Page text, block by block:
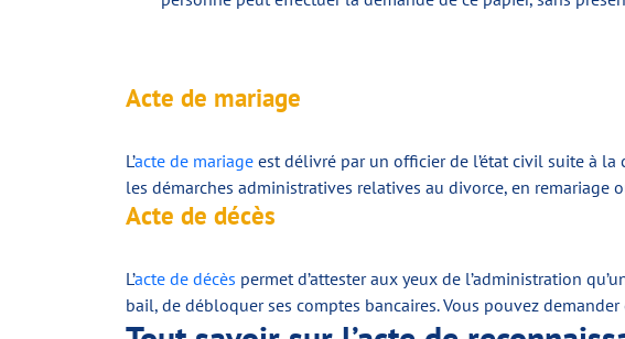
Acte de mariage
L’acte de mariage est délivré par un officier de l’état civil suite à
les démarches administratives relatives au divorce, en remariage
Acte de décès
L’acte de décès permet d’attester aux yeux de l’administration
bail, de débloquer ses comptes bancaires. Vous pouvez